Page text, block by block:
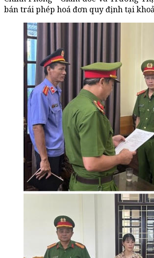
bán trái phép hoá đơn quy định tại